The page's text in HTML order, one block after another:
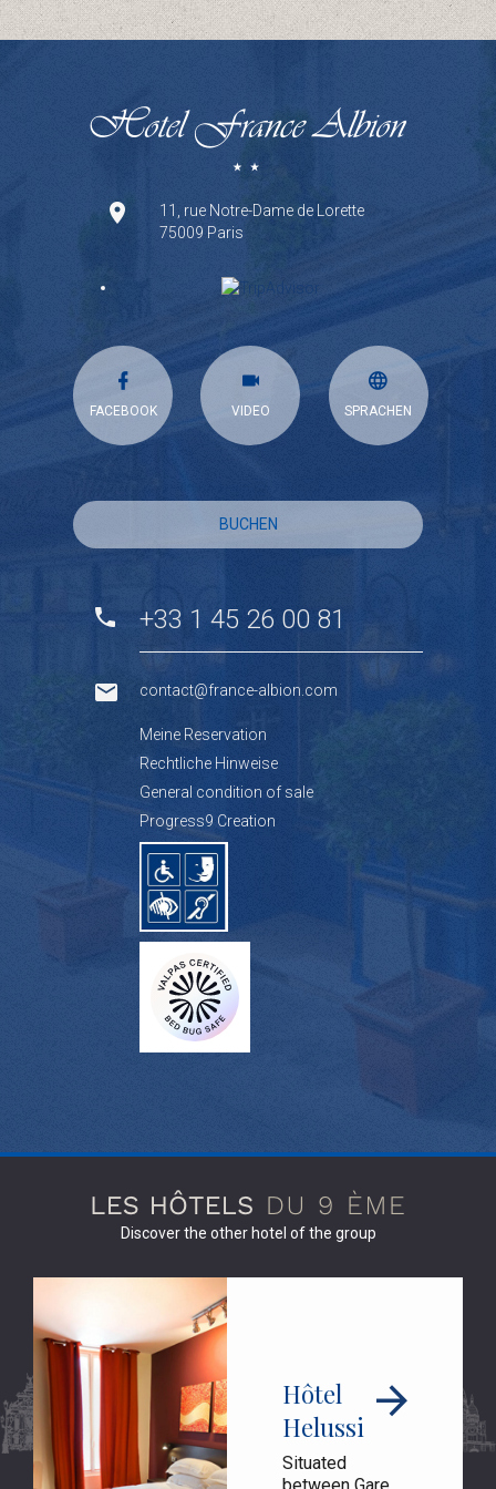
11, rue Notre-Dame de Lorette
75009 Paris
FACEBOOK VIDEO SPRACHEN
BUCHEN
+33 1 45 26 00 81
contact@france-albion.com
Meine Reservation
Rechtliche Hinweise
General condition of sale
Progress9 Creation
Discover the other hotel of the group
Hôtel
Helussi
Situated